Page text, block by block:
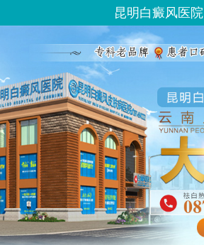
昆明白癜风医院